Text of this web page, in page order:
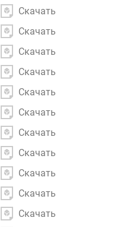
Скачать
Скачать
Скачать
Скачать
Скачать
Скачать
Скачать
Скачать
Скачать
Скачать
Скачать